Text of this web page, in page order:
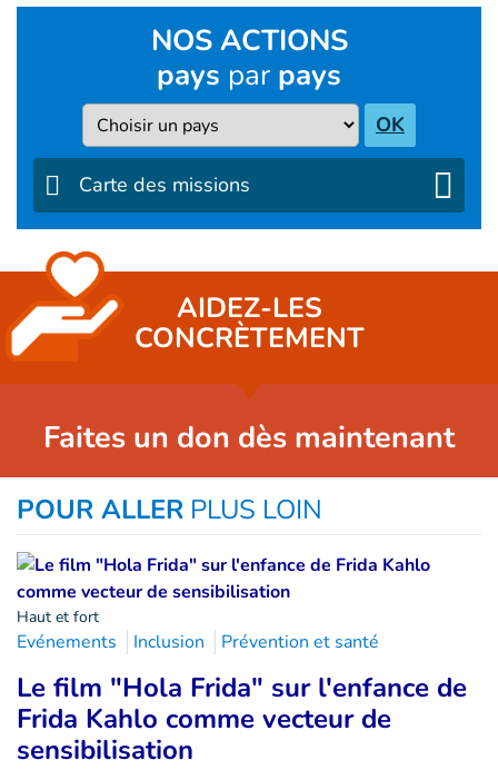
NOS ACTIONS
pays par pays
Pays OK
Carte des missions
AIDEZ-LES
CONCRÈTEMENT
Faites un don dès maintenant
POUR ALLER PLUS LOIN
Haut et fort
Evénements Inclusion Prévention et santé
Le film "Hola Frida" sur l'enfance de
Frida Kahlo comme vecteur de
sensibilisation